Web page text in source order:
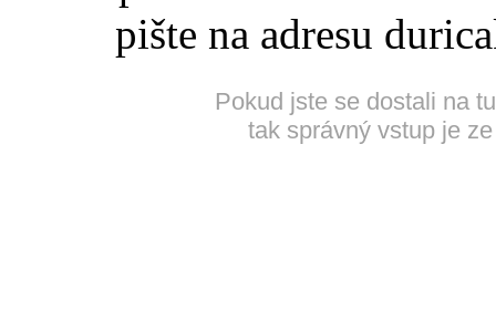
pište na adresu
Pokud jste se dostali na
tak správný vstup je